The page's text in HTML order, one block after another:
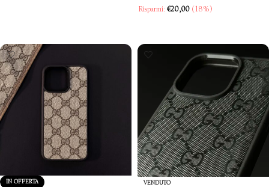
Risparmi: €20,00 (18%)
IN OFFERTA VENDUTO